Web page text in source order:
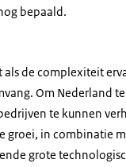
bepaald.
de complexiteit
Om Nederland
te kunnen
groei, in combinatie
grote